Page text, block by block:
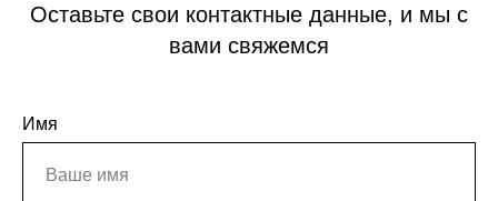
Оставьте свои контактные данные, и мы с
вами свяжемся
Имя